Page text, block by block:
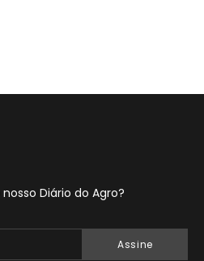
Diário do Agro?
Assine